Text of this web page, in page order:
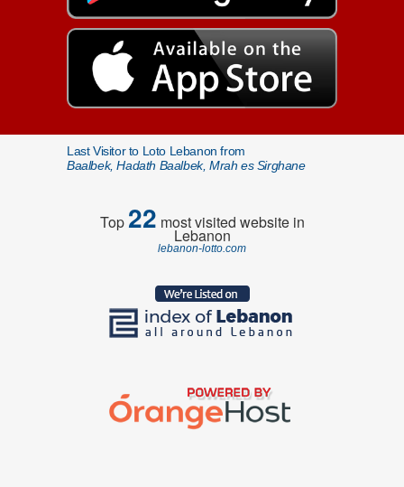
Last Visitor to Loto Lebanon from
Baalbek, Hadath Baalbek, Mrah es Sirghane
Top22 most visited website in
Lebanon
lebanon-lotto.com